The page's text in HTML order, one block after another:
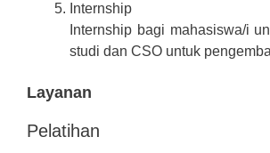
Internship
Internship bagi mahasiswa/i
studi dan CSO untuk
Layanan
Pelatihan